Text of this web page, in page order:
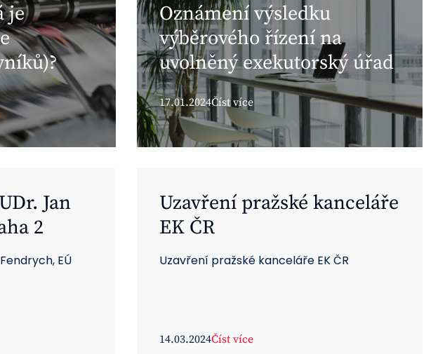
je
Oznámení výsledku
výběrového řízení na
uvolněný exekutorský úřad
17.01.2024Číst více
Jan
2
EÚ
Uzavření pražské kanceláře
EK ČR
Uzavření pražské kanceláře EK ČR
14.03.2024Číst více